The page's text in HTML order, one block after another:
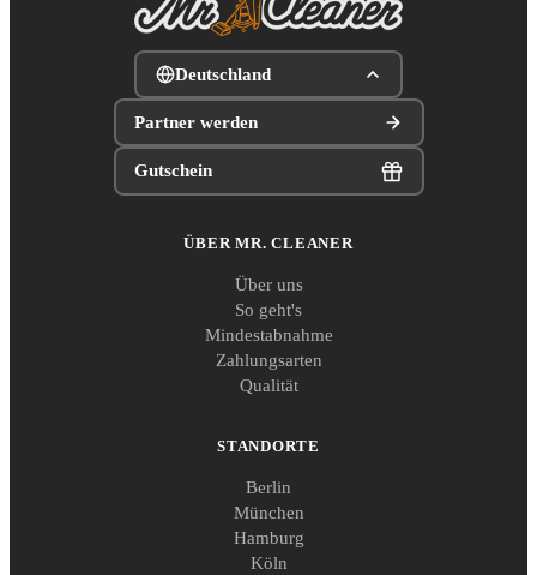
Deutschland
Partner werden
Gutschein
ÜBER MR. CLEANER
Über uns
So geht's
Mindestabnahme
Zahlungsarten
Qualität
STANDORTE
Berlin
München
Hamburg
Köln